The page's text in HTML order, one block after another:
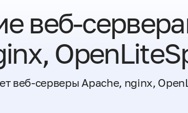
веб‑серверы Apache, nginx,